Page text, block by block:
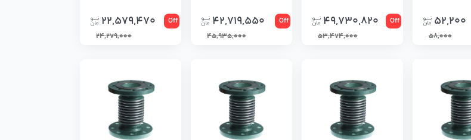
52,200
58,000
Off
49,730,820
53,474,000
Off
42,719,550
45,935,000
Off
22,579,470
24,279,000